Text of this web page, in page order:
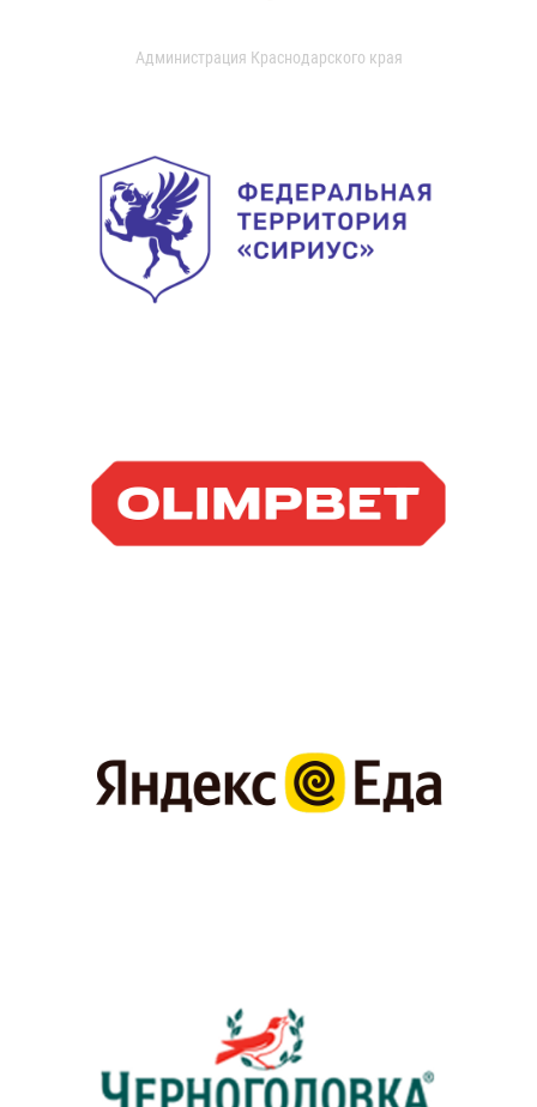
Администрация Краснодарского края